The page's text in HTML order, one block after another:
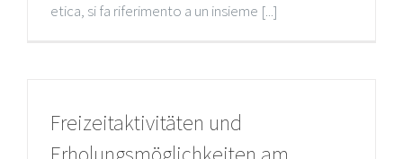
etica, si fa riferimento a un insieme [...]
Freizeitaktivitäten und